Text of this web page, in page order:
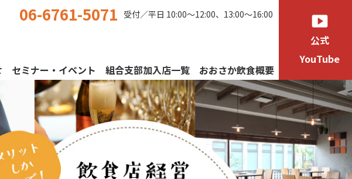
セミナー・イベント 組合支部加入店一覧 おおさか飲食概要
06-6761-5071 受付／平日 10:00〜12:00、13:00〜16:00 smart_display
公式
YouTube